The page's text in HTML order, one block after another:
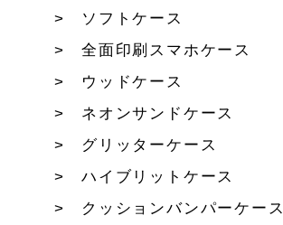
ソフトケース
全面印刷スマホケース
ウッドケース
ネオンサンドケース
グリッターケース
ハイブリットケース
クッションバンパーケース